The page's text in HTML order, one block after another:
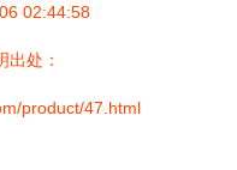
02:44:58
出处：
product/47.html